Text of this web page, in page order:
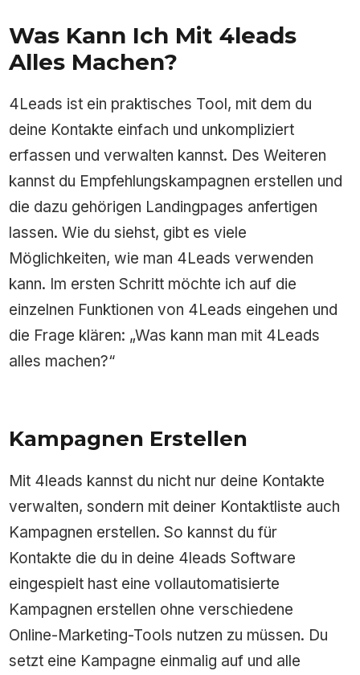
Was Kann Ich Mit 4leads
Alles Machen?
4Leads ist ein praktisches Tool, mit dem du
deine Kontakte einfach und unkompliziert
erfassen und verwalten kannst. Des Weiteren
kannst du Empfehlungskampagnen erstellen und
die dazu gehörigen Landingpages anfertigen
lassen. Wie du siehst, gibt es viele
Möglichkeiten, wie man 4Leads verwenden
kann. Im ersten Schritt möchte ich auf die
einzelnen Funktionen von 4Leads eingehen und
die Frage klären: „Was kann man mit 4Leads
alles machen?“
Kampagnen Erstellen
Mit 4leads kannst du nicht nur deine Kontakte
verwalten, sondern mit deiner Kontaktliste auch
Kampagnen erstellen. So kannst du für
Kontakte die du in deine 4leads Software
eingespielt hast eine vollautomatisierte
Kampagnen erstellen ohne verschiedene
Online-Marketing-Tools nutzen zu müssen. Du
setzt eine Kampagne einmalig auf und alle